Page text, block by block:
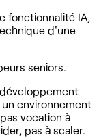
fonctionnalité IA,
d'une
seniors.
environnement
vocation à
pas à scaler.